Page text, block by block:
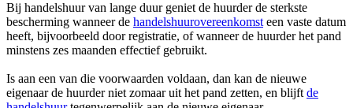
Bij handelshuur van lange duur geniet de huurder de sterkste
bescherming wanneer de handelshuurovereenkomst een vaste datum
heeft, bijvoorbeeld door registratie, of wanneer de huurder het pand
minstens zes maanden effectief gebruikt.
Is aan een van die voorwaarden voldaan, dan kan de nieuwe
eigenaar de huurder niet zomaar uit het pand zetten, en blijft de